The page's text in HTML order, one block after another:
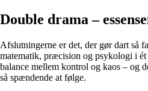
Double drama –
Afslutningerne er det, der gør dart så
matematik, præcision og psykologi i
balance mellem kontrol og kaos – og
så spændende at følge.